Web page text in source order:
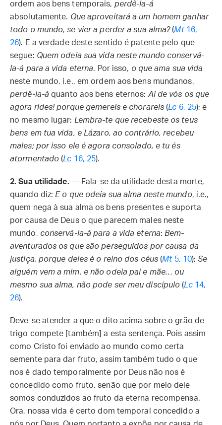
ordem aos bens temporais, perdê-la-á
absolutamente. Que aproveitará a um homem ganhar
todo o mundo, se vier a perder a sua alma?(Mt16,
26). E a verdade deste sentido é patente pelo que
segue: Quem odeia sua vida neste mundo conservá-
la-á para a vida eterna. Por isso, o que ama sua vida
neste mundo, i.e., em ordem aos bens mundanos,
perdê-la-á quanto aos bens eternos: Ai de vós os que
agora rides! porque gemereis e chorareis (Lc 6, 25); e
no mesmo lugar: Lembra-te que recebeste os teus
bens em tua vida, e Lázaro, ao contrário, recebeu
males; por isso ele é agora consolado, e tu és
atormentado (Lc 16, 25).
2. Sua utilidade.— Fala-se da utilidade desta morte,
quando diz: E o que odeia sua alma neste mundo, i.e.,
quem nega à sua alma os bens presentes e suporta
por causa de Deus o que parecem males neste
mundo, conservá-la-á para a vida eterna: Bem-
aventurados os que são perseguidos por causa da
justiça, porque deles é o reino dos céus (Mt5, 10);Se
alguém vem a mim, e não odeia pai e mãe… ou
mesmo sua alma, não pode ser meu discípulo(Lc14,
26).
Deve-se atender a que o dito acima sobre o grão de
trigo compete [também] a esta sentença. Pois assim
como Cristo foi enviado ao mundo como certa
semente para dar fruto, assim também tudo o que
nos é dado temporalmente por Deus não nos é
concedido como fruto, senão que por meio dele
somos conduzidos ao fruto da eterna recompensa.
Ora, nossa vida é certo dom temporal concedido a